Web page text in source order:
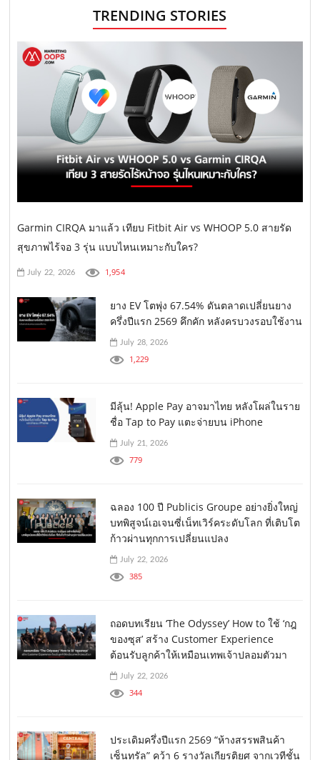
TRENDING STORIES
Garmin CIRQA มาแล้ว เทียบ Fitbit Air vs WHOOP 5.0 สายรัด
สุขภาพไร้จอ 3 รุ่น แบบไหนเหมาะกับใคร?
July 22, 2026 1,954
ยาง EV โตพุ่ง 67.54% ดันตลาดเปลี่ยนยาง
ครึ่งปีแรก 2569 คึกคัก หลังครบวงรอบใช้งาน
July 28, 2026
1,229
มีลุ้น! Apple Pay อาจมาไทย หลังโผล่ในราย
ชื่อ Tap to Pay แตะจ่ายบน iPhone
July 21, 2026
779
ฉลอง 100 ปี Publicis Groupe อย่างยิ่งใหญ่
บทพิสูจน์เอเจนซี่เน็ทเวิร์คระดับโลก ที่เติบโต
ก้าวผ่านทุกการเปลี่ยนแปลง
July 22, 2026
385
ถอดบทเรียน ‘The Odyssey’ How to ใช้ ‘กฎ
ของซุส’ สร้าง Customer Experience
ต้อนรับลูกค้าให้เหมือนเทพเจ้าปลอมตัวมา
July 22, 2026
344
ประเดิมครึ่งปีแรก 2569 “ห้างสรรพสินค้า
เซ็นทรัล” คว้า 6 รางวัลเกียรติยศ จากเวทีชั้น